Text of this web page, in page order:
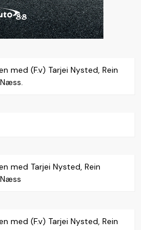
med (F.v) Tarjei Nysted, Rein
med Tarjei Nysted, Rein
med (F.v) Tarjei Nysted, Rein